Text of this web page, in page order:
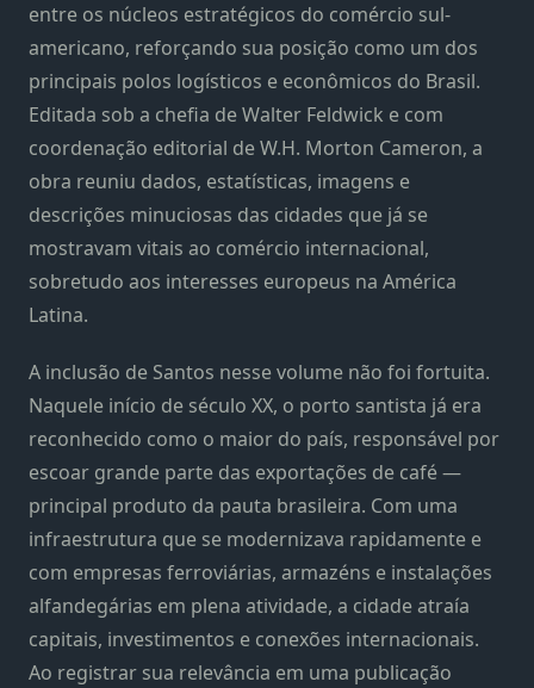
entre os núcleos estratégicos do comércio sul-
americano, reforçando sua posição como um dos
principais polos logísticos e econômicos do Brasil.
Editada sob a chefia de Walter Feldwick e com
coordenação editorial de W.H. Morton Cameron, a
obra reuniu dados, estatísticas, imagens e
descrições minuciosas das cidades que já se
mostravam vitais ao comércio internacional,
sobretudo aos interesses europeus na América
Latina.
A inclusão de Santos nesse volume não foi fortuita.
Naquele início de século XX, o porto santista já era
reconhecido como o maior do país, responsável por
escoar grande parte das exportações de café —
principal produto da pauta brasileira. Com uma
infraestrutura que se modernizava rapidamente e
com empresas ferroviárias, armazéns e instalações
alfandegárias em plena atividade, a cidade atraía
capitais, investimentos e conexões internacionais.
Ao registrar sua relevância em uma publicação